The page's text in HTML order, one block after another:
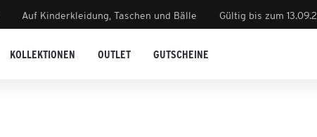
Auf Kinderkleidung, Taschen und Bälle Gültig bis zum
KOLLEKTIONEN OUTLET GUTSCHEINE